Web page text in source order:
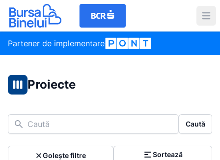
Partener de implementare
Proiecte
Caută Caută
Golește filtre Sortează